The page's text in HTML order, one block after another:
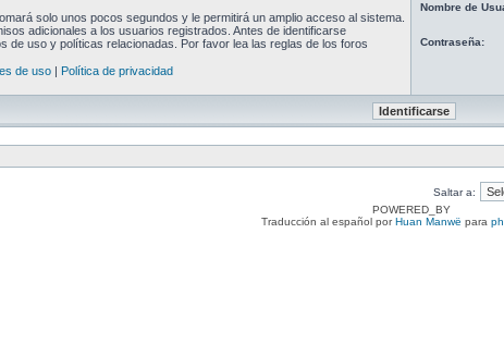
solo unos pocos segundos y le permitirá un amplio acceso al sistema.
adicionales a los usuarios registrados. Antes de identificarse
de uso y políticas relacionadas. Por favor lea las reglas de los foros
de uso| Política de privacidad
Nombre de
Contraseña:
Saltar a:
POWERED_BY
Traducción al español porHuan Manwë para